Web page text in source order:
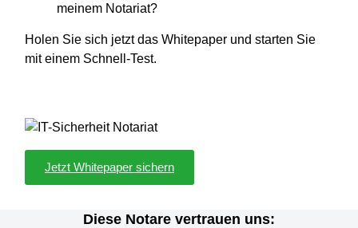
meinem Notariat?
Holen Sie sich jetzt das Whitepaper und starten Sie
mit einem Schnell-Test.
Jetzt Whitepaper sichern
Diese Notare vertrauen uns: